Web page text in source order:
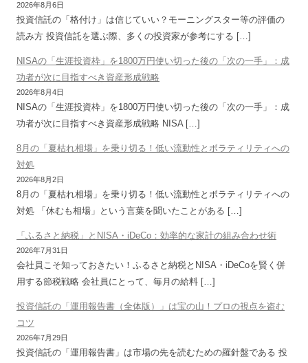
2026年8月6日
投資信託の「格付け」は信じていい？モーニングスター等の評価の
読み方 投資信託を選ぶ際、多くの投資家が参考にする […]
NISAの「生涯投資枠」を1800万円使い切った後の「次の一手」：成
功者が次に目指すべき資産形成戦略
2026年8月4日
NISAの「生涯投資枠」を1800万円使い切った後の「次の一手」：成
功者が次に目指すべき資産形成戦略 NISA […]
8月の「夏枯れ相場」を乗り切る！低い流動性とボラティリティへの
対処
2026年8月2日
8月の「夏枯れ相場」を乗り切る！低い流動性とボラティリティへの
対処 「休むも相場」という言葉を聞いたことがある […]
「ふるさと納税」とNISA・iDeCo：効率的な家計の組み合わせ術
2026年7月31日
会社員こそ知っておきたい！ふるさと納税とNISA・iDeCoを賢く併
用する節税戦略 会社員にとって、毎月の給料 […]
投資信託の「運用報告書（全体版）」は宝の山！プロの視点を盗む
コツ
2026年7月29日
投資信託の「運用報告書」は市場の先を読むための羅針盤である 投